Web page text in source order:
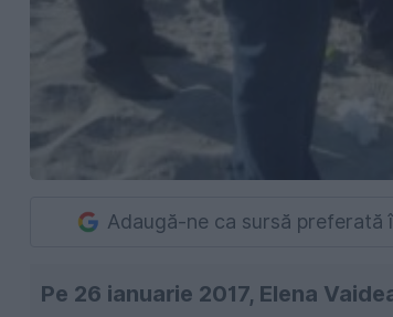
Adaugă-ne ca sursă preferată
Pe 26 ianuarie 2017, Elena